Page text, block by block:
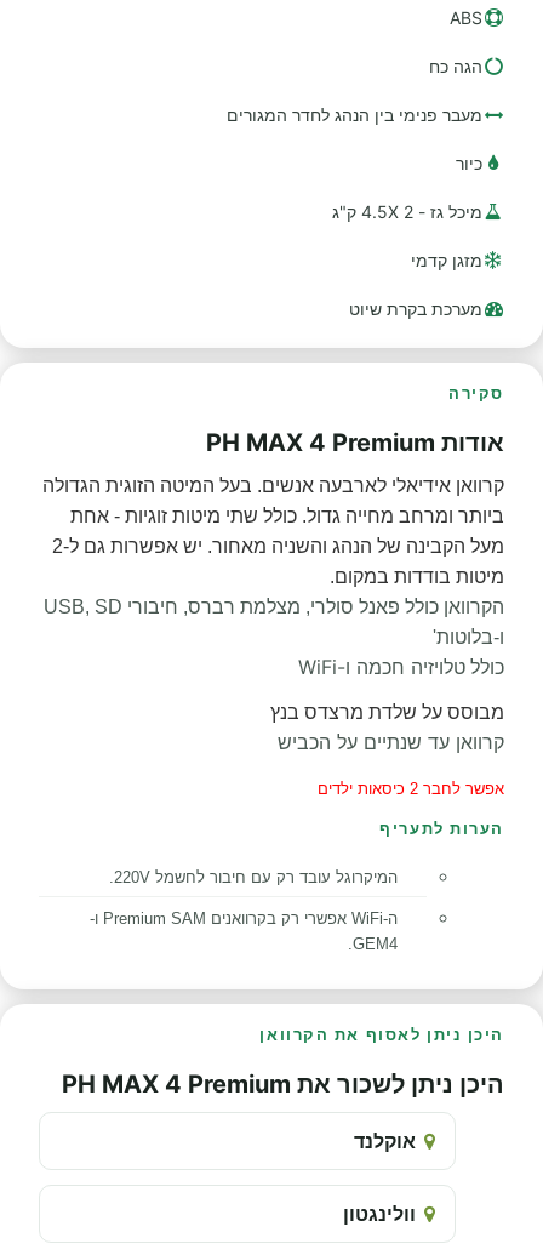
ABS
הגה כח
מעבר פנימי בין הנהג לחדר המגורים
כיור
מיכל גז - 2 4.5X ק"ג
מזגן קדמי
מערכת בקרת שיוט
סקירה
אודות PH MAX 4 Premium
קרוואן אידיאלי לארבעה אנשים. בעל המיטה הזוגית הגדולה
ביותר ומרחב מחייה גדול. כולל שתי מיטות זוגיות - אחת
מעל הקבינה של הנהג והשניה מאחור. יש אפשרות גם ל-2
מיטות בודדות במקום.
הקרוואן כולל פאנל סולרי, מצלמת רברס, חיבורי USB, SD
ו-בלוטות'
כולל טלויזיה חכמה ו-WiFi
מבוסס על שלדת מרצדס בנץ
קרוואן עד שנתיים על הכביש
אפשר לחבר 2 כיסאות ילדים
הערות לתעריף
המיקרוגל עובד רק עם חיבור לחשמל 220V.
ה-WiFi אפשרי רק בקרוואנים Premium SAM ו-
GEM4.
היכן ניתן לאסוף את הקרוואן
היכן ניתן לשכור את PH MAX 4 Premium
אוקלנד
וולינגטון